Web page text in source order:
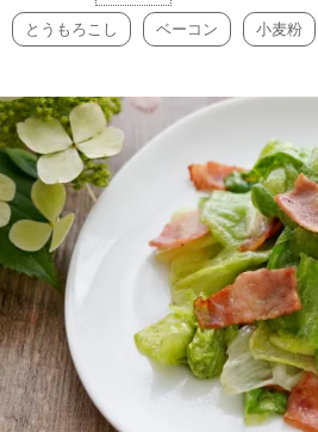
とうもろこし ベーコン 小麦粉